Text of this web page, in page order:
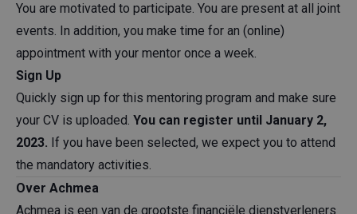
You are motivated to participate. You are present at all joint
events. In addition, you make time for an (online)
appointment with your mentor once a week.
Sign Up
Quickly sign up for this mentoring program and make sure
your CV is uploaded. You can register until January 2,
2023. If you have been selected, we expect you to attend
the mandatory activities.
Over Achmea
Achmea is een van de grootste financiële dienstverleners